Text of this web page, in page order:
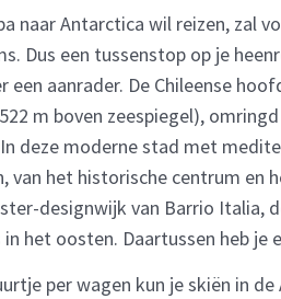
naar Antarctica wil reizen, zal
Dus een tussenstop op je
een aanrader. De Chileense
m boven zeespiegel),
deze moderne stad met
van het historische centrum en
designwijk van Barrio Italia,
het oosten. Daartussen heb je
per wagen kun je skiën in